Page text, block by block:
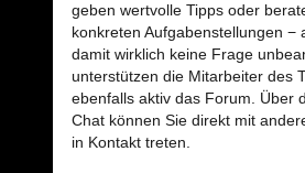
geben wertvolle Tipps oder
konkreten Aufgabenstellungen −
damit wirklich keine Frage
unterstützen die Mitarbeiter des
ebenfalls aktiv das Forum. Über
Chat können Sie direkt mit
in Kontakt treten.